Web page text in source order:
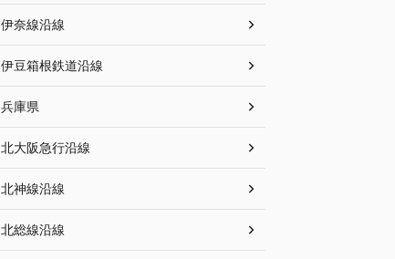
伊奈線沿線
伊豆箱根鉄道沿線
兵庫県
北大阪急行沿線
北神線沿線
北総線沿線